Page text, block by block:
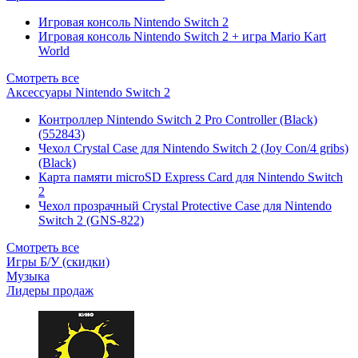
Игровая консоль Nintendo Switch 2
Игровая консоль Nintendo Switch 2 + игра Mario Kart
World
Смотреть все
Аксессуары Nintendo Switch 2
Контроллер Nintendo Switch 2 Pro Controller (Black)
(552843)
Чехол Сrystal Сase для Nintendo Switch 2 (Joy Con/4 gribs)
(Black)
Карта памяти microSD Express Card для Nintendo Switch
2
Чехол прозрачный Crystal Protective Case для Nintendo
Switch 2 (GNS-822)
Смотреть все
Игры Б/У (скидки)
Музыка
Лидеры продаж